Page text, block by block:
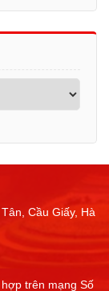
Cầu Giấy, Hà
trên mạng Số